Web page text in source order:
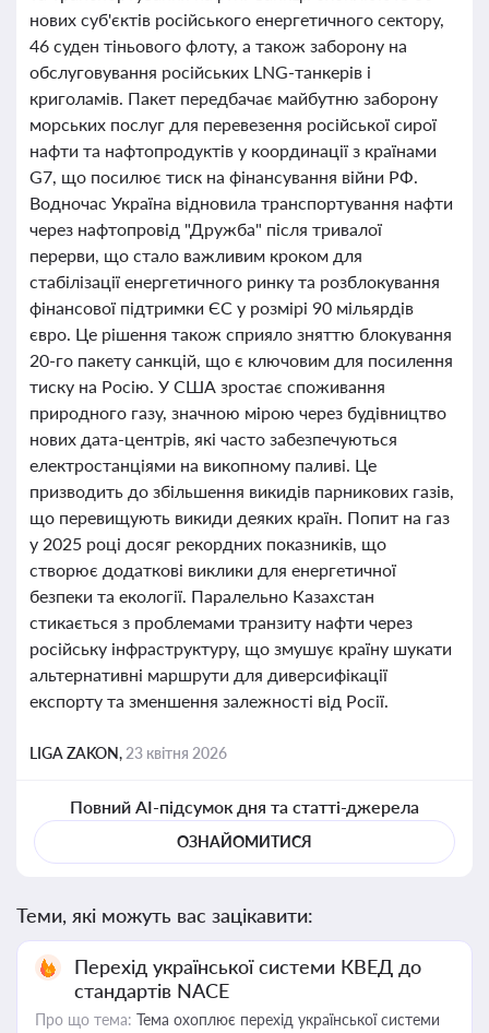
нових суб'єктів російського енергетичного сектору,
46 суден тіньового флоту, а також заборону на
обслуговування російських LNG-танкерів і
криголамів. Пакет передбачає майбутню заборону
морських послуг для перевезення російської сирої
нафти та нафтопродуктів у координації з країнами
G7, що посилює тиск на фінансування війни РФ.
Водночас Україна відновила транспортування нафти
через нафтопровід "Дружба" після тривалої
перерви, що стало важливим кроком для
стабілізації енергетичного ринку та розблокування
фінансової підтримки ЄС у розмірі 90 мільярдів
євро. Це рішення також сприяло зняттю блокування
20-го пакету санкцій, що є ключовим для посилення
тиску на Росію. У США зростає споживання
природного газу, значною мірою через будівництво
нових дата-центрів, які часто забезпечуються
електростанціями на викопному паливі. Це
призводить до збільшення викидів парникових газів,
що перевищують викиди деяких країн. Попит на газ
у 2025 році досяг рекордних показників, що
створює додаткові виклики для енергетичної
безпеки та екології. Паралельно Казахстан
стикається з проблемами транзиту нафти через
російську інфраструктуру, що змушує країну шукати
альтернативні маршрути для диверсифікації
експорту та зменшення залежності від Росії.
LIGA ZAKON, 23 квітня 2026
Повний AI-підсумок дня та статті-джерела
ОЗНАЙОМИТИСЯ
Теми, які можуть вас зацікавити:
Перехід української системи КВЕД до
стандартів NACE
Про що тема: Тема охоплює перехід української системи